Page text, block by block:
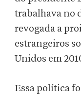
trabalhava no
revogada a
estrangeiros
Unidos em
Essa política